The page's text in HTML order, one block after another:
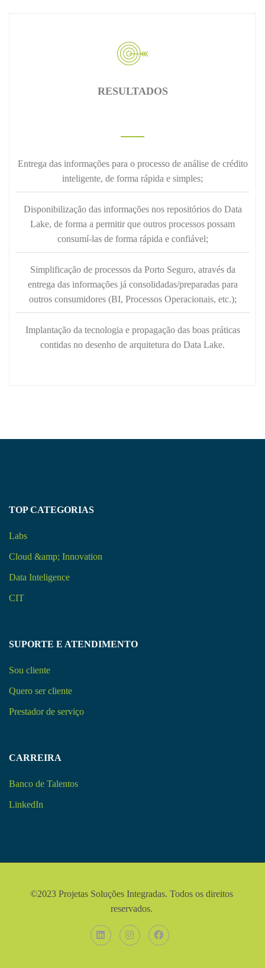
RESULTADOS
Entrega das informações para o processo de análise de crédito
inteligente, de forma rápida e simples;
Disponibilização das informações nos repositórios do Data
Lake, de forma a permitir que outros processos possam
consumí-las de forma rápida e confiável;
Simplificação de processos da Porto Seguro, através da
entrega das informações já consolidadas/preparadas para
outros consumidores (BI, Processos Operacionais, etc.);
Implantação da tecnologia e propagação das boas práticas
contidas no desenho de arquitetura do Data Lake.
TOP CATEGORIAS
Labs
Cloud &amp; Innovation
Data Inteligence
CIT
SUPORTE E ATENDIMENTO
Sou cliente
Quero ser cliente
Prestador de serviço
CARREIRA
Banco de Talentos
LinkedIn
©2023 Projetas Soluções Integradas. Todos os direitos
reservados.